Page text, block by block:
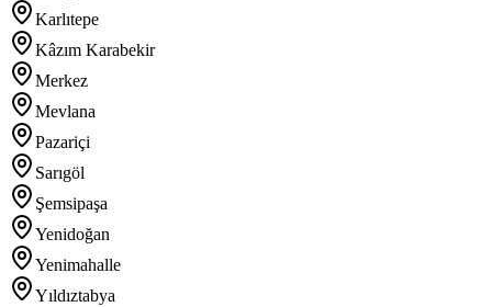
Karlıtepe
Kâzım Karabekir
Merkez
Mevlana
Pazariçi
Sarıgöl
Şemsipaşa
Yenidoğan
Yenimahalle
Yıldıztabya